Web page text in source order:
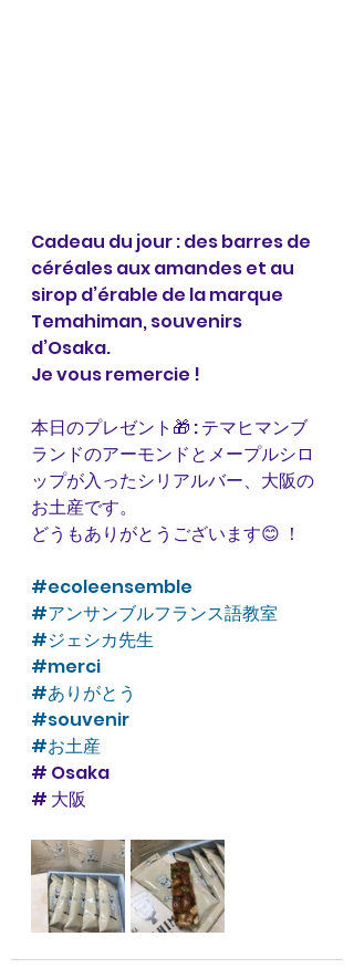
Cadeau du jour : des barres de
céréales aux amandes et au
sirop d’érable de la marque
Temahiman, souvenirs
d’Osaka.
Je vous remercie !
本日のプレゼント🎁 : テマヒマンブ
ランドのアーモンドとメープルシロ
ップが入ったシリアルバー、大阪の
お土産です。
どうもありがとうございます😊 ！
#ecoleensemble
#アンサンブルフランス語教室
#ジェシカ先生
#merci
#ありがとう
#souvenir
#お土産
# Osaka
# 大阪